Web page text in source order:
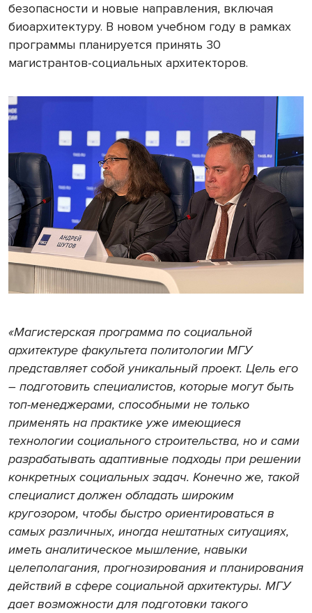
безопасности и новые направления, включая
биоархитектуру. В новом учебном году в рамках
программы планируется принять 30
магистрантов-социальных архитекторов.
«Магистерская программа по социальной
архитектуре факультета политологии МГУ
представляет собой уникальный проект. Цель его
– подготовить специалистов, которые могут быть
топ-менеджерами, способными не только
применять на практике уже имеющиеся
технологии социального строительства, но и сами
разрабатывать адаптивные подходы при решении
конкретных социальных задач. Конечно же, такой
специалист должен обладать широким
кругозором, чтобы быстро ориентироваться в
самых различных, иногда нештатных ситуациях,
иметь аналитическое мышление, навыки
целеполагания, прогнозирования и планирования
действий в сфере социальной архитектуры. МГУ
дает возможности для подготовки такого